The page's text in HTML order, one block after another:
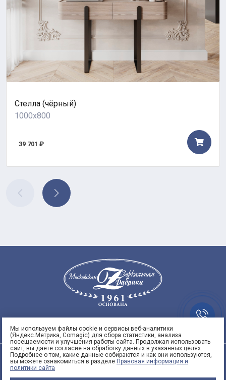
8
53
Стелла (чёрный)
1000x800
39 701 ₽
Мы используем файлы cookie и сервисы веб-аналитики
(Яндекс.Метрика, Comagic) для сбора статистики, анализа
посещаемости и улучшения работы сайта. Продолжая использовать
сайт, вы даете согласие на обработку данных в указанных целях.
Подробнее о том, какие данные собираются и как они используются,
вы можете ознакомиться в разделе Правовая информация и
политики сайта
ООО "СПЕКТРУМАРТ"
info@spektrumart.ru | +7 (495) 797-53-73
Заказать